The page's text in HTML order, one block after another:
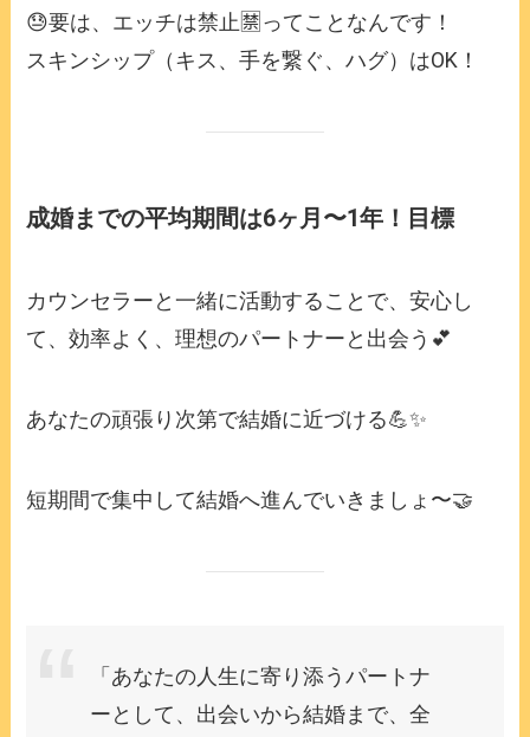
😓要は、エッチは禁止🈲ってことなんです！
スキンシップ（キス、手を繋ぐ、ハグ）はOK！
成婚までの平均期間は6ヶ月〜1年！目標
カウンセラーと一緒に活動することで、安心し
て、効率よく、理想のパートナーと出会う💕
あなたの頑張り次第で結婚に近づける💪✨
短期間で集中して結婚へ進んでいきましょ〜🤝
「あなたの人生に寄り添うパートナ
ーとして、出会いから結婚まで、全